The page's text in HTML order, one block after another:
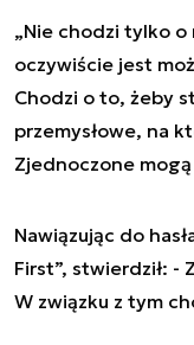
„Nie chodzi tylko
oczywiście jest
Chodzi o to, żeby
przemysłowe, na
Zjednoczone
Nawiązując do
First”, stwierdził: -
W związku z tym